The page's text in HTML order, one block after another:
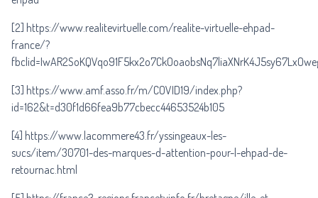
[2] https://www.realitevirtuelle.com/realite-virtuelle-ehpad-
france/?
[3] https://www.amf.asso.fr/m/COVID19/index.php?
id=162&t=d30f1d66fea9b77cbecc44653524b105
[4] https://www.lacommere43.fr/yssingeaux-les-
sucs/item/30701-des-marques-d-attention-pour-l-ehpad-de-
retournac.html